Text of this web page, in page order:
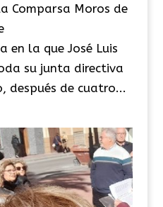
Comparsa Moros de
en la que José Luis
su junta directiva
después de cuatro...